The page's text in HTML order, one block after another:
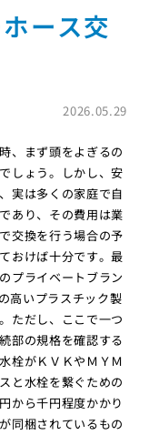
ース交
2026.05.29
、まず頭をよぎるの
しょう。しかし、安
実は多くの家庭で自
あり、その費用は業
交換を行う場合の予
おけば十分です。最
プライベートブラン
高いプラスチック製
ただし、ここで一つ
部の規格を確認する
栓がＫＶＫやＭＹＭ
と水栓を繋ぐための
から千円程度かかり
同梱されているもの